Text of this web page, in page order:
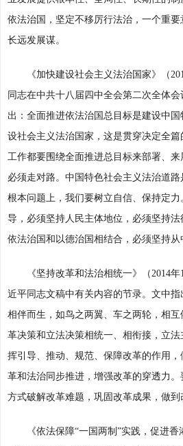
依法治国，坚定不移厉行法治，一个重
长远发展谋。
《加快建设社会主义法治国家》（
同志在中共十八届四中全会第二次全体
出：全面推进依法治国总目标是建设中
设社会主义法治国家，这是贯穿决定全
工作都要围绕全面推进总目标来部署、来
必须走对路。中国特色社会主义法治道
根本问题上，我们要树立自信、保持定
导，必须坚持人民主体地位，必须坚持
依法治国和以德治国相结合，必须坚持从
《坚持改革和法治相统一》（2014年
近平同志文稿中有关内容的节录。文中指
相伴而生，如鸟之两翼、车之两轮，相
革决策和立法决策相统一、相衔接，立
挥引导、推动、规范、保障改革的作用
革和法治同步推进，增强改革的穿透力
方式破解改革难题，巩固改革成果，做到
《依法保障“一国两制”实践，促进香